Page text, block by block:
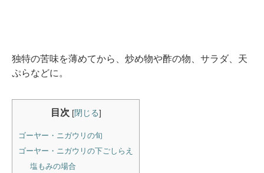
独特の苦味を薄めてから、炒め物や酢の物、サラダ、天
ぷらなどに。
目次 [閉じる]
ゴーヤー・ニガウリの旬
ゴーヤー・ニガウリの下ごしらえ
塩もみの場合